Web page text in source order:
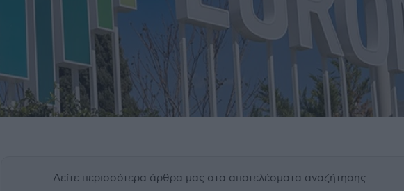
Δείτε περισσότερα άρθρα μας στα αποτελέσματα αναζήτησης